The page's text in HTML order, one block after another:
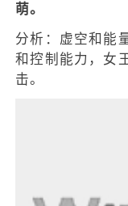
萌。
分析：虚空和能
和控制能力，女
击。